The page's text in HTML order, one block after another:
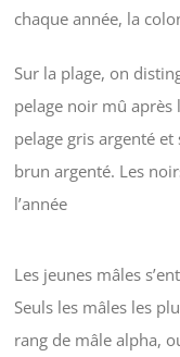
chaque année, la
Sur la plage, on
pelage noir mû après
pelage gris argenté
brun argenté. Les
l’année
Les jeunes mâles
Seuls les mâles les
rang de mâle alpha,